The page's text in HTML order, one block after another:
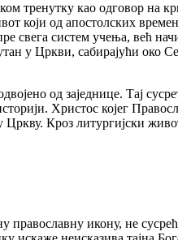
тренутку као одговор на
који од апостолских
свега систем учења, већ
у Цркви, сабирајући око
од заједнице. Тај
Христос којег
Цркву. Кроз литургијски
икону, не